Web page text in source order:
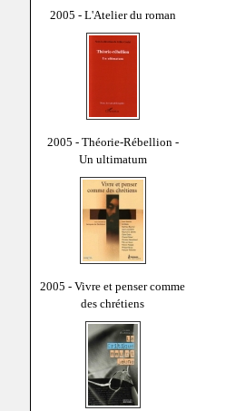
2005 - L'Atelier du roman
2005 - Théorie-Rébellion -
Un ultimatum
2005 - Vivre et penser comme
des chrétiens